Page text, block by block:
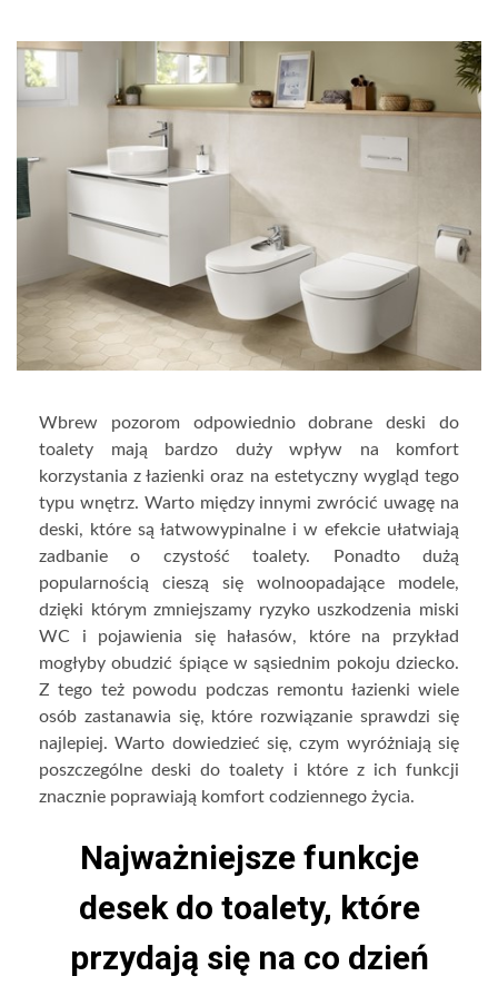
Wbrew pozorom odpowiednio dobrane deski do
toalety mają bardzo duży wpływ na komfort
korzystania z łazienki oraz na estetyczny wygląd tego
typu wnętrz. Warto między innymi zwrócić uwagę na
deski, które są łatwowypinalne i w efekcie ułatwiają
zadbanie o czystość toalety. Ponadto dużą
popularnością cieszą się wolnoopadające modele,
dzięki którym zmniejszamy ryzyko uszkodzenia miski
WC i pojawienia się hałasów, które na przykład
mogłyby obudzić śpiące w sąsiednim pokoju dziecko.
Z tego też powodu podczas remontu łazienki wiele
osób zastanawia się, które rozwiązanie sprawdzi się
najlepiej. Warto dowiedzieć się, czym wyróżniają się
poszczególne deski do toalety i które z ich funkcji
znacznie poprawiają komfort codziennego życia.
Najważniejsze funkcje
desek do toalety, które
przydają się na co dzień